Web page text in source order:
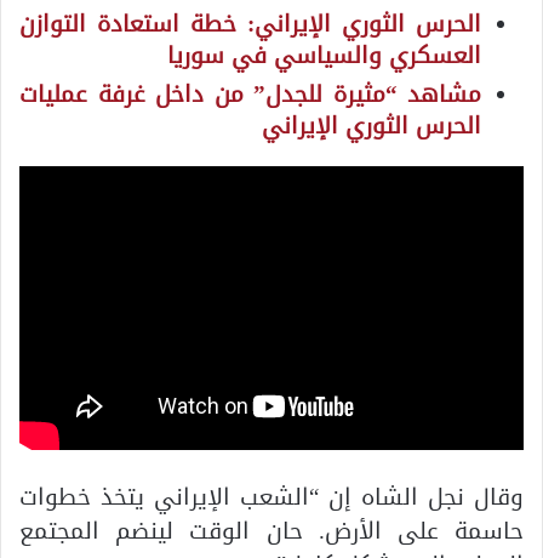
الحرس الثوري الإيراني: خطة استعادة التوازن
العسكري والسياسي في سوريا
مشاهد “مثيرة للجدل” من داخل غرفة عمليات
الحرس الثوري الإيراني
وقال نجل الشاه إن “الشعب الإيراني يتخذ خطوات
حاسمة على الأرض. حان الوقت لينضم المجتمع